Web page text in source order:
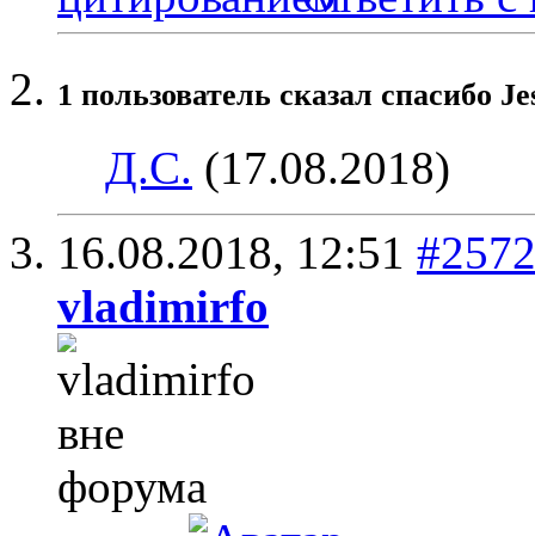
1 пользователь сказал cпасибо
Д.С. (17.08.2018)
16.08.2018, 12:51 #2572
vladimirfo